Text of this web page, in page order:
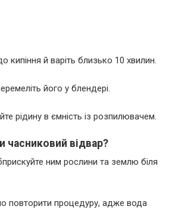
кипіння й варіть близько 10 хвилин.
його у блендері.
рідину в ємність із розпилювачем.
часниковий відвар?
ним рослини та землю біля
повторити процедуру, адже вода